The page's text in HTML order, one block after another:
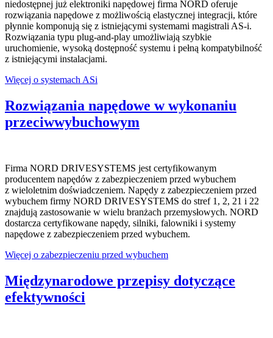
niedostępnej już elektroniki napędowej firma NORD oferuje
rozwiązania napędowe z możliwością elastycznej integracji, które
płynnie komponują się z istniejącymi systemami magistrali AS-i.
Rozwiązania typu plug-and-play umożliwiają szybkie
uruchomienie, wysoką dostępność systemu i pełną kompatybilność
z istniejącymi instalacjami.
Więcej o systemach ASi
Rozwiązania napędowe w wykonaniu
przeciwwybuchowym
Firma NORD DRIVESYSTEMS jest certyfikowanym
producentem napędów z zabezpieczeniem przed wybuchem
z wieloletnim doświadczeniem. Napędy z zabezpieczeniem przed
wybuchem firmy NORD DRIVESYSTEMS do stref 1, 2, 21 i 22
znajdują zastosowanie w wielu branżach przemysłowych. NORD
dostarcza certyfikowane napędy, silniki, falowniki i systemy
napędowe z zabezpieczeniem przed wybuchem.
Więcej o zabezpieczeniu przed wybuchem
Międzynarodowe przepisy dotyczące
efektywności